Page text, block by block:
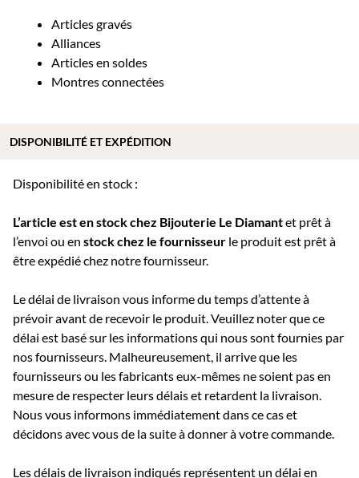
Articles gravés
Alliances
Articles en soldes
Montres connectées
Disponibilité en stock :
L’article est en stock chez Bijouterie Le Diamantet prêt à
l’envoi ou en stock chez le fournisseur le produit est prêt à
être expédié chez notre fournisseur.
Le délai de livraison vous informe du temps d’attente à
prévoir avant de recevoir le produit. Veuillez noter que ce
délai est basé sur les informations qui nous sont fournies par
nos fournisseurs. Malheureusement, il arrive que les
fournisseurs ou les fabricants eux-mêmes ne soient pas en
mesure de respecter leurs délais et retardent la livraison.
Nous vous informons immédiatement dans ce cas et
décidons avec vous de la suite à donner à votre commande.
Les délais de livraison indiqués représentent un délai en
DISPONIBILITÉ ET EXPÉDITION